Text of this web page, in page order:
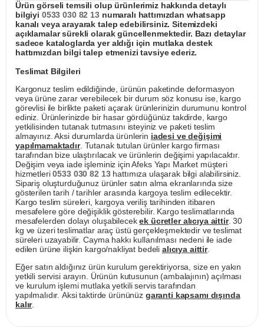
Ürün görseli temsili olup ürünlerimiz hakkında detaylı
bilgiyi 0533 030 82 13numaralı hattımızdan whatsapp
kanalı veya arayarak talep edebilirsiniz. Sitemizdeki
açıklamalar sürekli olarak güncellenmektedir. Bazı detaylar
sadece kataloglarda yer aldığı için mutlaka destek
hattımızdan bilgi talep etmenizi tavsiye ederiz.
Teslimat Bilgileri
Kargonuz teslim edildiğinde, ürünün paketinde deformasyon
veya ürüne zarar verebilecek bir durum söz konusu ise, kargo
görevlisi ile birlikte paketi açarak ürünlerinizin durumunu kontrol
ediniz. Ürünlerinizde bir hasar gördüğünüz takdirde, kargo
yetkilisinden tutanak tutmasını isteyiniz ve paketi teslim
almayınız. Aksi durumlarda ürünlerin iadesi ve değişimi
yapılmamaktadır. Tutanak tutulan ürünler kargo firması
tarafından bize ulaştırılacak ve ürünlerin değişimi yapılacaktır.
Değişim veya iade işleminiz için Afeks Yapı Market müşteri
hizmetleri0533 030 82 13hattımıza ulaşarak bilgi alabilirsiniz.
Sipariş oluşturduğunuz ürünler satın alma ekranlarında size
gösterilen tarih / tarihler arasında kargoya teslim edilecektir.
Kargo teslim süreleri, kargoya veriliş tarihinden itibaren
mesafelere göre değişiklik gösterebilir. Kargo teslimatlarında
mesafelerden dolayı oluşabilecekek ücretler alıcıya aittir. 30
kg ve üzeri teslimatlar araç üstü gerçekleşmektedir ve teslimat
süreleri uzayabilir. Cayma hakkı kullanılması nedeni ile iade
edilen ürüne ilişkin kargo/nakliyat bedeli alıcıya aittir.
Eğer satın aldığınız ürün kurulum gerektiriyorsa, size en yakın
yetkili servisi arayın. Ürünün kutusunun (ambalajının) açılması
ve kurulum işlemi mutlaka yetkili servis tarafından
yapılmalıdır. Aksi taktirde ürününüz garanti kapsamı dışında
kalır.